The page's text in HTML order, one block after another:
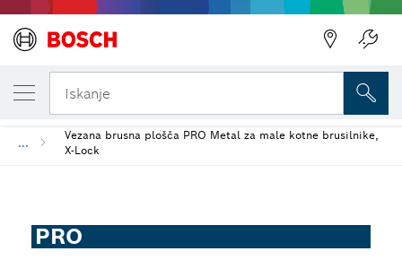
Iskanje
...
Vezana brusna plošča PRO Metal za male kotne brusilnike,
X-Lock
PRO
TRENUTNO IZBRANA RAZLIČICA
Vezana brusna plošča PRO Metal